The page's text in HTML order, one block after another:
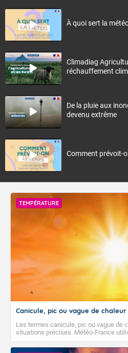
À quoi sert la
Climadiag
réchauffement
De la pluie aux
devenu extrême
Comment prévoit-
TEMPÉRATURE
Canicule, pic ou vague de
Les termes canicule, pic ou vague de
situations précises. Météo-France
climatologiques pour évaluer et
peuvent avoir des impacts sanitaires